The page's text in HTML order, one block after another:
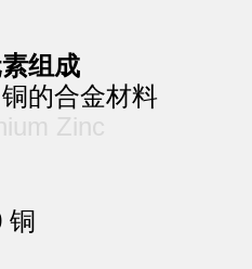
组成
的合金材料
Zinc
铜